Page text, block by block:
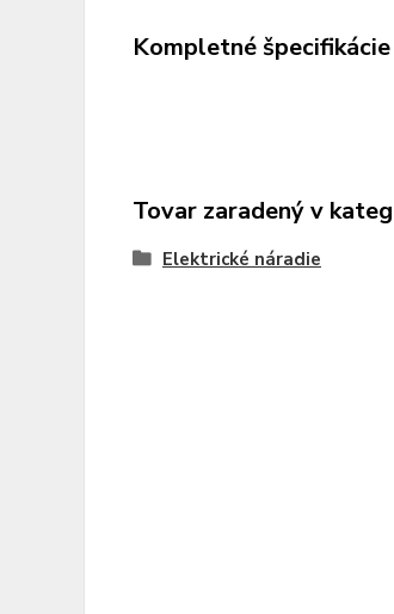
Kompletné špecifikácie
Tovar zaradený v
Elektrické náradie